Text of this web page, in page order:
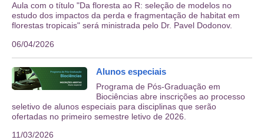
Aula com o título "Da floresta ao R: seleção de modelos no
estudo dos impactos da perda e fragmentação de habitat em
florestas tropicais" será ministrada pelo Dr. Pavel Dodonov.
06/04/2026
Alunos especiais
Programa de Pós-Graduação em
Biociências abre inscrições ao processo
seletivo de alunos especiais para disciplinas que serão
ofertadas no primeiro semestre letivo de 2026.
11/03/2026